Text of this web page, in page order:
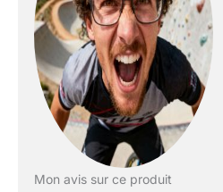
Prise
de la
de
Mon avis sur ce produit